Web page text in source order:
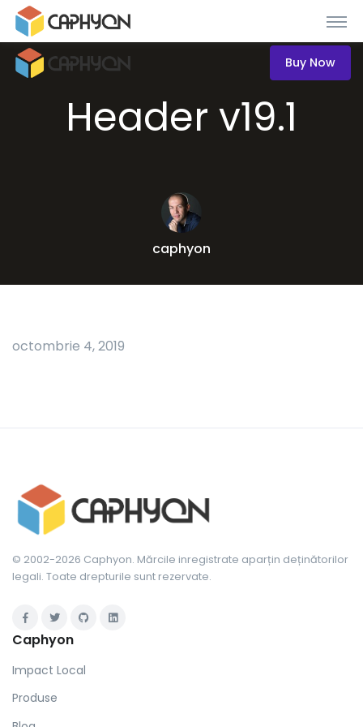
Header v19.1
caphyon
octombrie 4, 2019
Buy Now
© 2002-2026 Caphyon. Mărcile inregistrate aparțin deținătorilor
legali. Toate drepturile sunt rezervate.
Caphyon
Impact Local
Produse